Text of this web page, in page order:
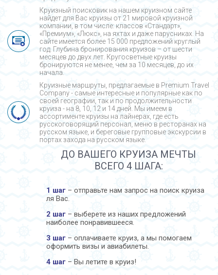
Круизный поисковик на нашем круизном сайте
найдет для Вас круизы от 21 мировой круизной
компании, в том числе: классов «Стандарт»,
«Премиум», «Люкс», на яхтах и даже парусниках. На
сайте имеется более 15 000 предложений круглый
год. Глубина бронирования круизов – от шести
месяцев до двух лет. Кругосветные круизы
бронируются не менее, чем за 10 месяцев, до их
начала.
Круизные маршруты, предлагаемые в Premium Travel
Company - cамые интересные и популярные как по
своей географии, так и по продолжительности
круиза - на 8, 10, 12 и 14 дней. Мы имеем в
ассортименте круизы на лайнерах, где есть
русскоговорящий персонал, меню в ресторанах на
русском языке, и береговые групповые экскурсии в
портах захода на русском языке.
ДО ВАШЕГО КРУИЗА МЕЧТЫ
ВСЕГО 4 ШАГА:
1 шаг – отправьте нам запрос на поиск круиза
ля Вас.
2 шаг – выберете из наших предложений
наиболее понравившееся.
3 шаг – оплачиваете круиз, а мы помогаем
оформить визы и авиабилеты.
4 шаг – Вы летите в круиз!